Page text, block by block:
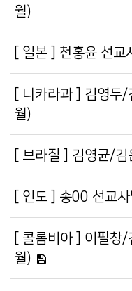
월)
[ 일본 ] 천홍윤 선
[ 니카라과 ] 김영두
월)
[ 브라질 ] 김영균/
[ 인도 ] 송00 선교
[ 콜롬비아 ] 이필창
월)